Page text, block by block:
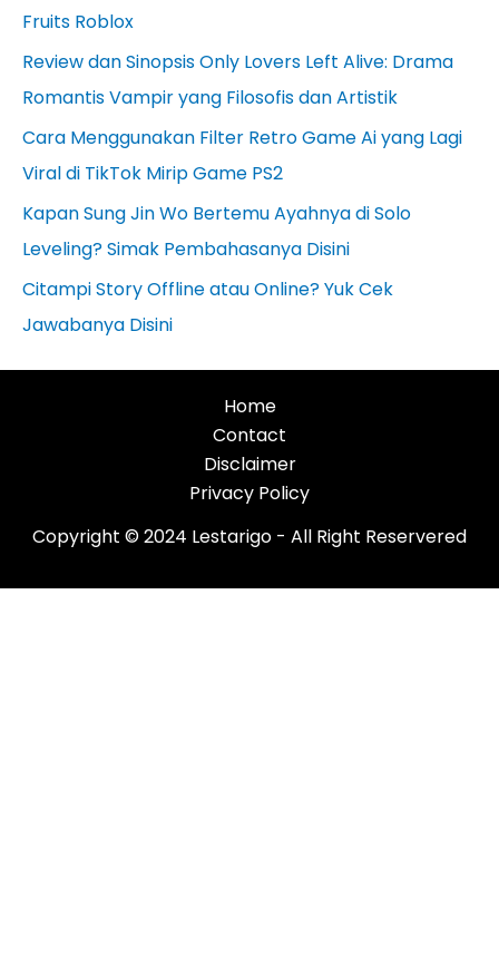
Fruits Roblox
Review dan Sinopsis Only Lovers Left Alive: Drama
Romantis Vampir yang Filosofis dan Artistik
Cara Menggunakan Filter Retro Game Ai yang Lagi
Viral di TikTok Mirip Game PS2
Kapan Sung Jin Wo Bertemu Ayahnya di Solo
Leveling? Simak Pembahasanya Disini
Citampi Story Offline atau Online? Yuk Cek
Jawabanya Disini
Home
Contact
Disclaimer
Privacy Policy
Copyright © 2024 Lestarigo - All Right Reservered